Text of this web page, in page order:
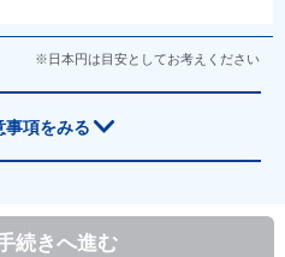
※日本円は目安としてお考えください
続きへ進む